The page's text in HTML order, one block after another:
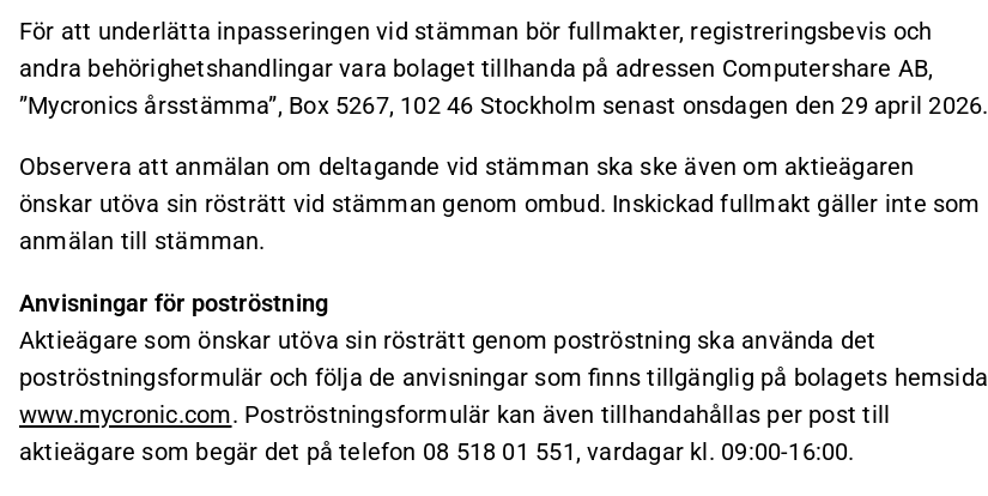
För att underlätta inpasseringen vid stämman bör fullmakter, registreringsbevis och
andra behörighetshandlingar vara bolaget tillhanda på adressen Computershare AB,
”Mycronics årsstämma”, Box 5267, 102 46 Stockholm senast onsdagen den 29 april 2026.
Observera att anmälan om deltagande vid stämman ska ske även om aktieägaren
önskar utöva sin rösträtt vid stämman genom ombud. Inskickad fullmakt gäller inte som
anmälan till stämman.
Anvisningar för poströstning
Aktieägare som önskar utöva sin rösträtt genom poströstning ska använda det
poströstningsformulär och följa de anvisningar som finns tillgänglig på bolagets hemsida
www.mycronic.com. Poströstningsformulär kan även tillhandahållas per post till
aktieägare som begär det på telefon 08 518 01 551, vardagar kl. 09:00-16:00.